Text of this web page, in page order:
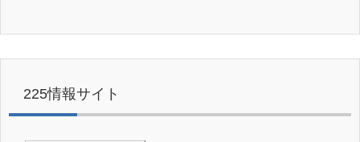
225情報サイト